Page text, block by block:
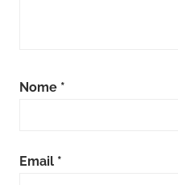
Nome *
Email *